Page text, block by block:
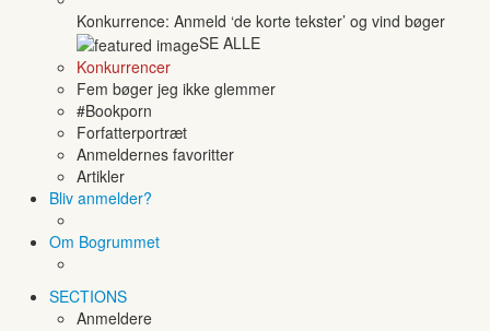
Konkurrence: Anmeld ‘de korte tekster’ og vind bøger
SE ALLE
Konkurrencer
Fem bøger jeg ikke glemmer
#Bookporn
Forfatterportræt
Anmeldernes favoritter
Artikler
Bliv anmelder?
Om Bogrummet
SECTIONS
Anmeldere